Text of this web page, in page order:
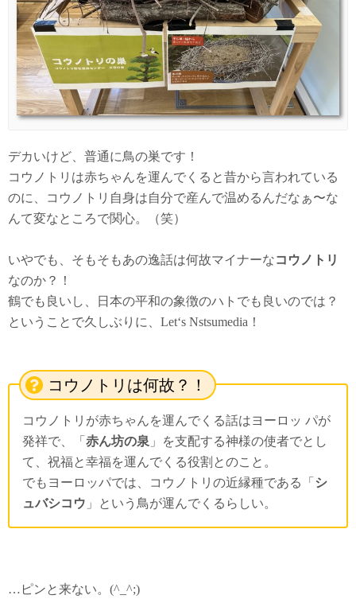
デカいけど、普通に鳥の巣です！
コウノトリは赤ちゃんを運んでくると昔から言われている
のに、コウノトリ自身は自分で産んで温めるんだなぁ〜な
んて変なところで関心。（笑）
いやでも、そもそもあの逸話は何故マイナーなコウノトリ
なのか？！
鶴でも良いし、日本の平和の象徴のハトでも良いのでは？
ということで久しぶりに、Let‘s Nstsumedia！
コウノトリは何故？！
コウノトリが赤ちゃんを運んでくる話はヨーロッ パが
発祥で、「 赤ん坊の泉 」を支配する神様の使者でとし
て、祝福と幸福を運んでくる役割とのこと。
でもヨーロッパでは、コウノトリの近縁種である「 シ
ュバシコウ 」という鳥が運んでくるらしい。
…ピンと来ない。(^_^;)